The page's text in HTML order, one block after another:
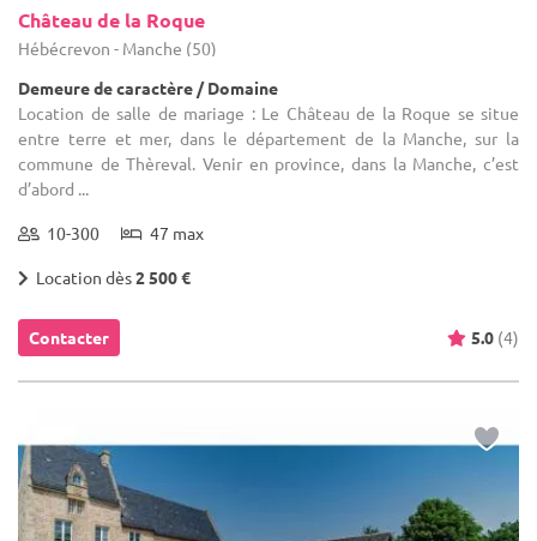
Château de la Roque
Hébécrevon - Manche (50)
Demeure de caractère / Domaine
Location de salle de mariage : Le Château de la Roque se situe
entre terre et mer, dans le département de la Manche, sur la
commune de Thèreval. Venir en province, dans la Manche, c’est
d’abord ...
10-300 47 max
Location dès2 500 €
Contacter 5.0 (4)